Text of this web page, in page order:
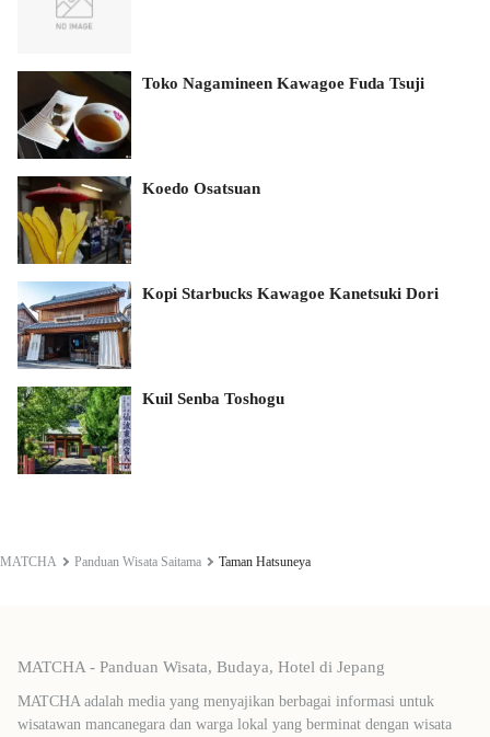
Toko Nagamineen Kawagoe Fuda Tsuji
Koedo Osatsuan
Kopi Starbucks Kawagoe Kanetsuki Dori
Kuil Senba Toshogu
MATCHA Panduan Wisata Saitama Taman Hatsuneya
MATCHA - Panduan Wisata, Budaya, Hotel di Jepang
MATCHA adalah media yang menyajikan berbagai informasi untuk
wisatawan mancanegara dan warga lokal yang berminat dengan wisata